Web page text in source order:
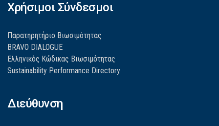
Χρήσιμοι Σύνδεσμοι
Παρατηρητήριο Βιωσιμότητας
BRAVO DIALOGUE
Ελληνικός Κώδικας Βιωσιμότητας
Sustainability Performance Directory
Διεύθυνση